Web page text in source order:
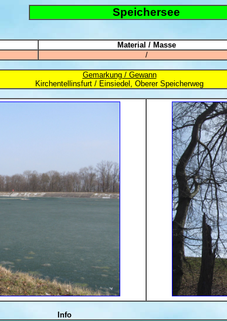
Speichersee
Material / Masse
/
Gemarkung / Gewann
Kirchentellinsfurt / Einsiedel, Oberer Speicherweg
Info